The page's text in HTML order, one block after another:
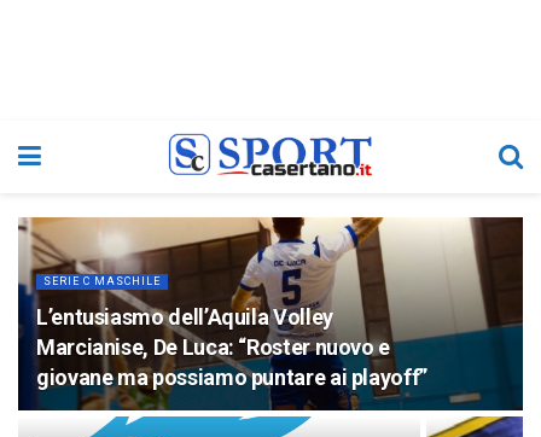
SERIE C MASCHILE
L’entusiasmo dell’Aquila Volley
Marcianise, De Luca: “Roster nuovo e
giovane ma possiamo puntare ai playoff”